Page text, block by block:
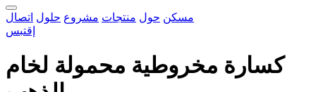
مسكن حول منتجات مشروع حلول اتصال
إقتبس
كسارة مخروطية محمولة لخام